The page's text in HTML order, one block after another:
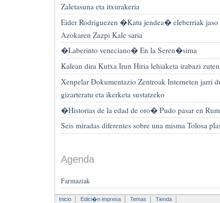
Zaletasuna eta itxurakeria
Eider Rodriguezen �Katu jendea� eleberriak
Azokaren Zazpi Kale saria
�Laberinto veneciano� En la Seren�sima
Kalean dira Kutxa Irun Hiria lehiaketa irabazi
Xenpelar Dokumentazio Zentroak Interneten jarri
gizarteratu eta ikerketa sustatzeko
�Historias de la edad de oro� Pudo pasar en
Seis miradas diferentes sobre una misma Tolosa
Agenda
Farmaziak
Inicio Edici�n impresa Temas
Tienda